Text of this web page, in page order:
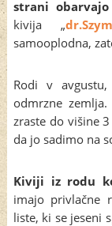
strani
kivija „
samooplodna,
Rodi v
odmrzne
zraste do višine
da jo sadimo na
Kiviji iz rodu
imajo privlačne
liste, ki se jeseni